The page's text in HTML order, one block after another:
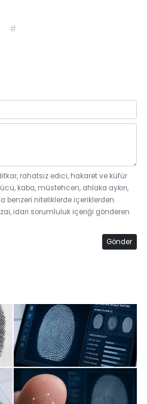
#
rahatsız edici, hakaret ve küfür
kaba, müstehcen, ahlaka aykırı,
benzeri niteliklerde içeriklerden
idari sorumluluk içeriği gönderen
Gönder